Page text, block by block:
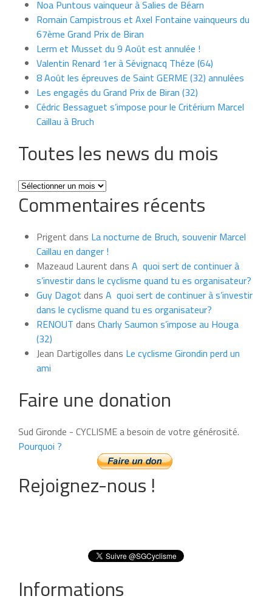
Noa Puntous vainqueur à Salies de Béarn
Romain Campistrous et Axel Fontaine vainqueurs du
67ème Grand Prix de Biran
Lerm et Musset du 9 Août est annulée !
Valentin Renard 1er à Sévignacq Théze (64)
8 Août les épreuves de Saint GERME (32) annulées
Les engagés du Grand Prix de Biran (32)
Cédric Bessaguet s’impose pour le Critérium Marcel
Caillau à Bruch
Toutes les news du mois
Toutes
les
news
mois
Commentaires récents
Prigent dans La nocturne de Bruch, souvenir Marcel
Caillau en danger !
Mazeaud Laurent dans A quoi sert de continuer à
s’investir dans le cyclisme quand tu es organisateur?
Guy Dagot dans A quoi sert de continuer à s’investir
dans le cyclisme quand tu es organisateur?
RENOUT dans Charly Saumon s’impose au Houga
(32)
Jean Dartigolles dans Le cyclisme Girondin perd un
ami
Faire une donation
Sud Gironde - CYCLISME a besoin de votre générosité.
Pourquoi ?
Rejoignez-nous !
Informations